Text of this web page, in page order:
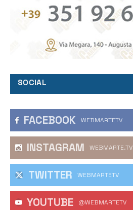
SOCIAL
FACEBOOK WEBMARTETV
INSTAGRAM WEBMARTE.TV
TWITTER WEBMARTETV
YOUTUBE @WEBMARTETV